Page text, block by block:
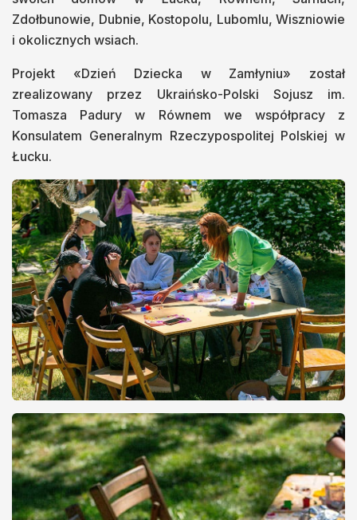
Zdołbunowie, Dubnie, Kostopolu, Lubomlu, Wiszniowie
i okolicznych wsiach.
Projekt «Dzień Dziecka w Zamłyniu» został
zrealizowany przez Ukraińsko-Polski Sojusz im.
Tomasza Padury w Równem we współpracy z
Konsulatem Generalnym Rzeczypospolitej Polskiej w
Łucku.